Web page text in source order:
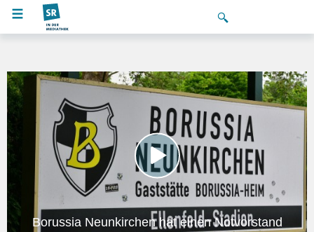
Borussia Neunkirchen hat einen Notvorstand